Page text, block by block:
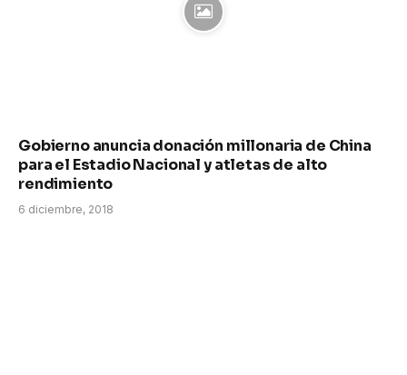
Gobierno anuncia donación millonaria de China
para el Estadio Nacional y atletas de alto
rendimiento
6 diciembre, 2018